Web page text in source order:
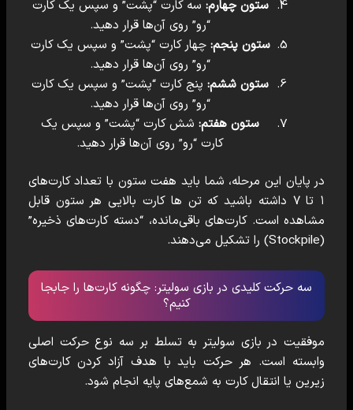
ستون چهارم: سه کارت “پشت” و سپس یک کارت
“رو” روی آن‌ها قرار دهید.
ستون پنجم: چهار کارت “پشت” و سپس یک کارت
“رو” روی آن‌ها قرار دهید.
ستون ششم:پنج کارت “پشت” و سپس یک کارت
“رو” روی آن‌ها قرار دهید.
ستون هفتم:شش کارت “پشت” و سپس یک
کارت “رو” روی آن‌ها قرار دهید.
در پایان این مرحله، شما باید هفت ستون با تعداد کارت‌های
۱ تا ۷ داشته باشید که تن ها کارت بالایی هر ستون قابل
مشاهده است. کارت‌های باقی‌مانده، “دسته کارت‌های ذخیره”
(Stockpile) را تشکیل می‌دهند.
سه حرکت کلیدی در بازی سولیتر: چگونه کارت‌ها را جابجا
کنیم؟
موفقیت در بازی سولیتر به تسلط بر سه نوع حرکت اصلی
وابسته است. هر حرکت باید با هدف آزاد کردن کارت‌های
زیرین یا انتقال کارت به شمع‌های پایه انجام شود.